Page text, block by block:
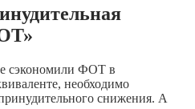
сэкономили ФОТ в
необходимо
снижения. А